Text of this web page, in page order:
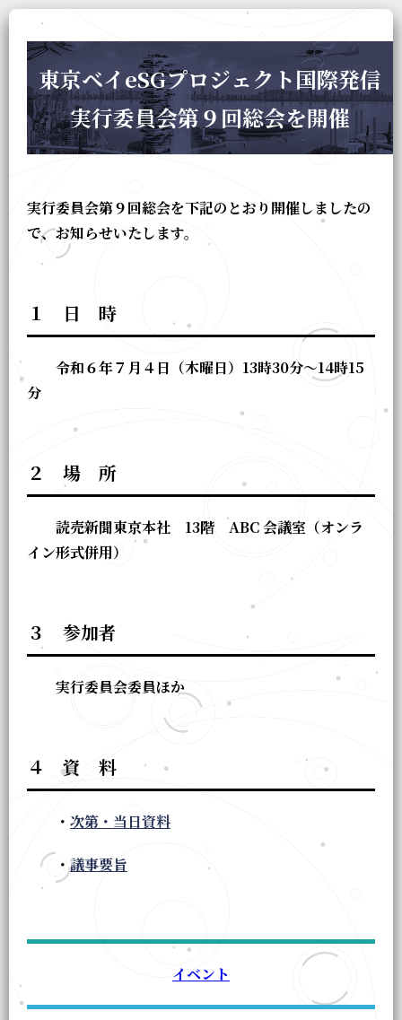
東京ベイeSGプロジェクト国際発信
実行委員会第９回総会を開催
イベント
実行委員会第９回総会を下記のとおり開催しましたの
で、お知らせいたします。
１ 日 時
令和６年７月４日（木曜日）13時30分～14時15
分
２ 場 所
読売新聞東京本社 13階 ABC 会議室（オンラ
イン形式併用）
３ 参加者
実行委員会委員ほか
４ 資 料
・ 次第・当日資料
・議事要旨